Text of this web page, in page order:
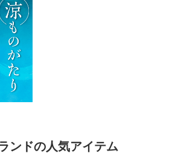
ンドの人気アイテム